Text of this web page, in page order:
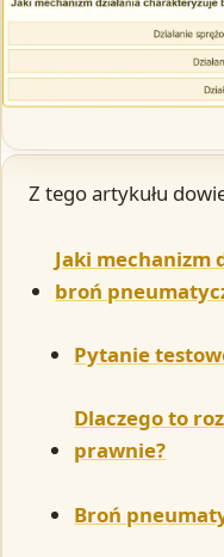
Z tego artykułu
Jaki mechanizm
broń
Pytanie
Dlaczego to
prawnie?
Broń